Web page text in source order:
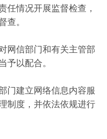
任情况开展监督检查，
查。
信部门和有关主管部
予以配合。
门建立网络信息内容服
制度，并依法依规进行